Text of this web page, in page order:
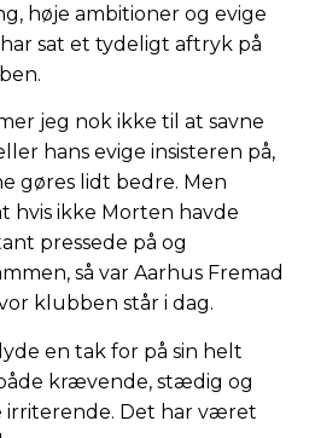
høje ambitioner og evige
sat et tydeligt aftryk på
jeg nok ikke til at savne
hans evige insisteren på,
gøres lidt bedre. Men
hvis ikke Morten havde
pressede på og
så var Aarhus Fremad
klubben står i dag.
en tak for på sin helt
krævende, stædig og
irriterende. Det har været